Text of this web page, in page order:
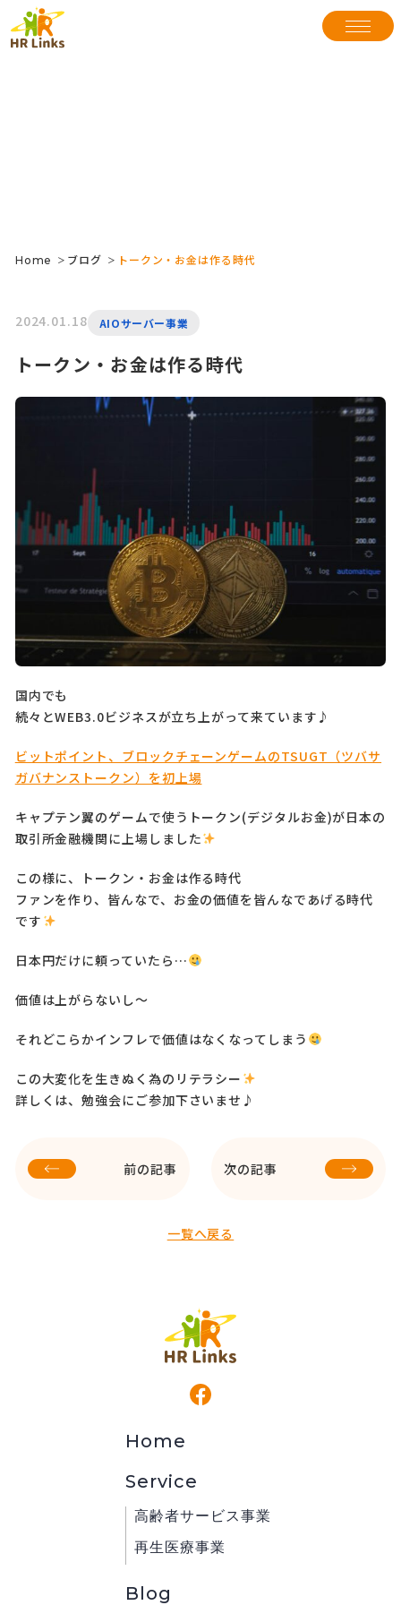
Skip
to
content
Home ＞ ブログ ＞ トークン・お金は作る時代
2024.01.18 AIOサーバー事業
トークン・お金は作る時代
国内でも
続々とWEB3.0ビジネスが立ち上がって来ています♪
ビットポイント、ブロックチェーンゲームのTSUGT（ツバサ
ガバナンストークン）を初上場
キャプテン翼のゲームで使うトークン(デジタルお金)が日本の
取引所金融機関に上場しました
この様に、トークン・お金は作る時代
ファンを作り、皆んなで、お金の価値を皆んなであげる時代
です
日本円だけに頼っていたら…
価値は上がらないし〜
それどこらかインフレで価値はなくなってしまう
この大変化を生きぬく為のリテラシー
詳しくは、勉強会にご参加下さいませ♪
前の記事
一覧へ戻る
次の記事
Home
Service
高齢者サービス事業
再生医療事業
Blog